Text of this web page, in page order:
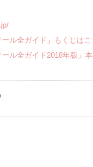
ール全ガイド」もくじはこ
ール全ガイド2018年版」